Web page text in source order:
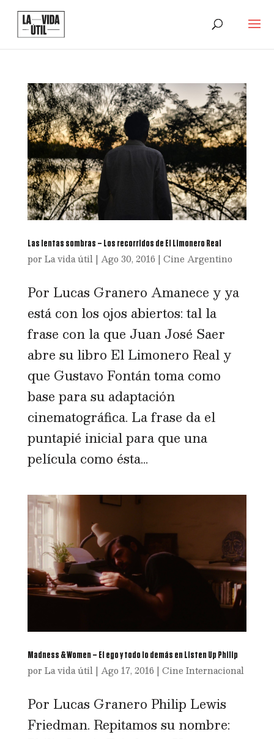
Las lentas sombras – Los recorridos de El Limonero Real
por La vida útil| Ago 30, 2016 | Cine Argentino
Por Lucas Granero Amanece y ya
está con los ojos abiertos: tal la
frase con la que Juan José Saer
abre su libro El Limonero Real y
que Gustavo Fontán toma como
base para su adaptación
cinematográfica. La frase da el
puntapié inicial para que una
película como ésta...
Madness & Women – El ego y todo lo demás en Listen Up Philip
por La vida útil| Ago 17, 2016 | Cine Internacional
Por Lucas Granero Philip Lewis
Friedman. Repitamos su nombre: